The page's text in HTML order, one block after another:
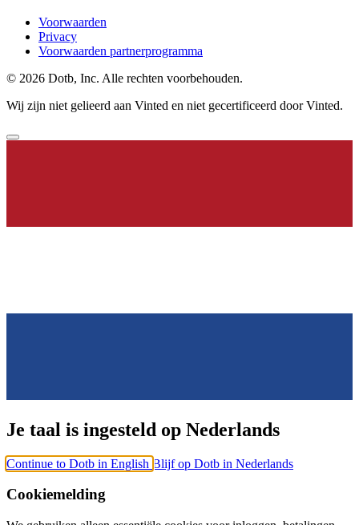
Voorwaarden
Privacy
Voorwaarden partnerprogramma
© 2026 Dotb, Inc. Alle rechten voorbehouden.
Wij zijn niet gelieerd aan Vinted en niet gecertificeerd door Vinted.
Je taal is ingesteld op Nederlands
Continue to Dotb in English Blijf op Dotb in Nederlands
Cookiemelding